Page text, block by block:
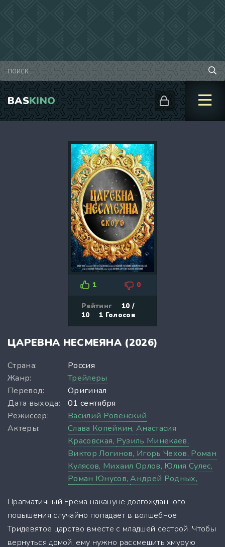
BASKINO
1 0
Рейтинг
10 /
10
1 Голосов
ЦАРЕВНА НЕСМЕЯНА (2026)
Страна:
Россия
Жанр:
Трейлеры
Перевод:
Оригинал
Дата выхода:
01 сентября
Режиссер:
Василий Ровенский
Актеры:
Слава Копейкин,Анастасия
Красовская, Рузиль Минекаев,
Виктор Логинов, Игорь Чехов, Роман
Кулясов, Михаил Орлов, Юлия Сулес,
Роман Юнусов,Андрей Родных,
Прагматичный Ерёма накануне долгожданного
повышения случайно попадает в волшебное
Тридевятое царство вместе с младшей сестрой. Чтобы
вернуться домой, ему нужно рассмешить хмурую